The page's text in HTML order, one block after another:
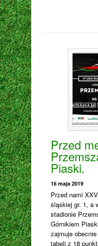
Przed
Piaski.
16 maja 2019
Przed nami
śląskiej gr. 1, a
stadionie
Górnikiem
zajmuje
tabeli z 18